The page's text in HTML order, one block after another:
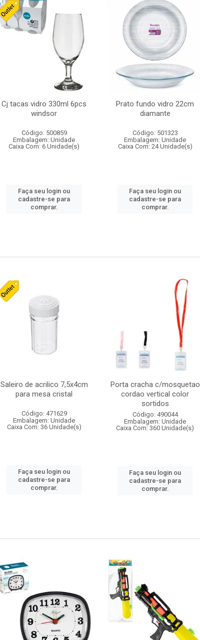
Cj tacas vidro 330ml 6pcs
windsor
Código: 500859
Embalagem: Unidade
Caixa Com: 6 Unidade(s)
Faça seu login ou
cadastre-se para
comprar.
Prato fundo vidro 22cm
diamante
Código: 501323
Embalagem: Unidade
Caixa Com: 24 Unidade(s)
Faça seu login ou
cadastre-se para
comprar.
Saleiro de acrilico 7,5x4cm
para mesa cristal
Código: 471629
Embalagem: Unidade
Caixa Com: 36 Unidade(s)
Faça seu login ou
cadastre-se para
comprar.
Porta cracha c/mosquetao
cordao vertical color
sortidos
Código: 490044
Embalagem: Unidade
Caixa Com: 360 Unidade(s)
Faça seu login ou
cadastre-se para
comprar.